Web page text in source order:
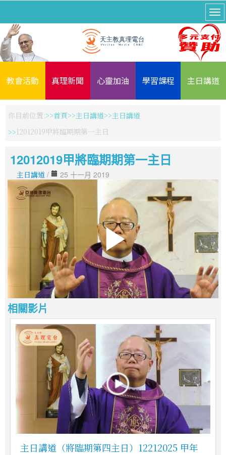
教會活動 真理新聞 心靈加油 學習課程 主日講道
你目前位置: 首頁 主日講道
主日講道
12012019甲將臨期期第一主日
12012019甲將臨期期第一主日
主日講道 / 25 十一月 2019
相關影片
主日講道（將臨期第四主日）12212025 甲年